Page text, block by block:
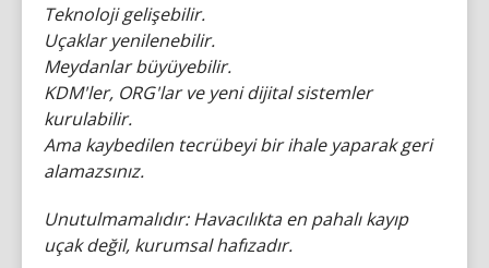
Teknoloji gelişebilir.
Uçaklar yenilenebilir.
Meydanlar büyüyebilir.
KDM'ler, ORG'lar ve yeni dijital sistemler
kurulabilir.
Ama kaybedilen tecrübeyi bir ihale yaparak geri
alamazsınız.
Unutulmamalıdır: Havacılıkta en pahalı kayıp
uçak değil, kurumsal hafızadır.